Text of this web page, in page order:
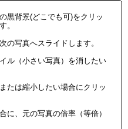
黒背景(どこでも可)をクリッ
。
の写真へスライドします。
ル（小さい写真）を消したい
たは縮小したい場合にクリッ
に、元の写真の倍率（等倍）